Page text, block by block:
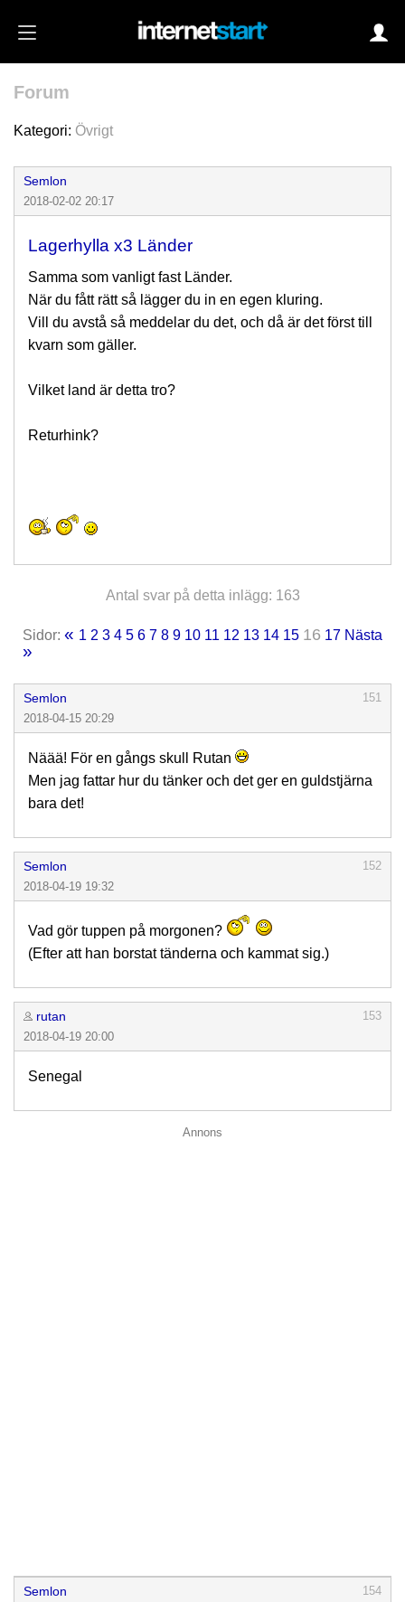
•
Forum
Kategori: Övrigt
Semlon
2018-02-02 20:17
Lagerhylla x3 Länder
Samma som vanligt fast Länder.
När du fått rätt så lägger du in en egen kluring.
Vill du avstå så meddelar du det, och då är det först till
kvarn som gäller.
Vilket land är detta tro?
Returhink?
Antal svar på detta inlägg: 163
Sidor: « 1 2 3 4 5 6 7 8 9 10 11 12 13 14 15 16 17 Nästa
»
Semlon
151
2018-04-15 20:29
Näää! För en gångs skull Rutan
Men jag fattar hur du tänker och det ger en guldstjärna
bara det!
Semlon
152
2018-04-19 19:32
Vad gör tuppen på morgonen?
(Efter att han borstat tänderna och kammat sig.)
rutan
153
2018-04-19 20:00
Senegal
Annons
Semlon
154